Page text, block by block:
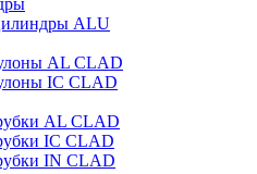
ALU
AL CLAD
IC CLAD
AL CLAD
IC CLAD
IN CLAD